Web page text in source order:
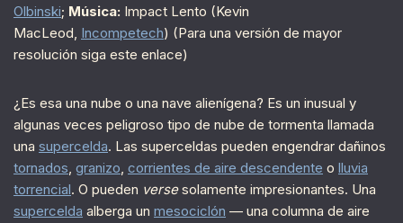
Olbinski; Música: Impact Lento (Kevin
MacLeod, Incompetech) (Para una versión de mayor
resolución siga este enlace)
¿Es esa una nube o una nave alienígena? Es un inusual y
algunas veces peligroso tipo de nube de tormenta llamada
una supercelda. Las superceldas pueden engendrar dañinos
tornados, granizo, corrientes de aire descendente o lluvia
torrencial. O pueden versesolamente impresionantes. Una
supercelda alberga un mesociclón — una columna de aire